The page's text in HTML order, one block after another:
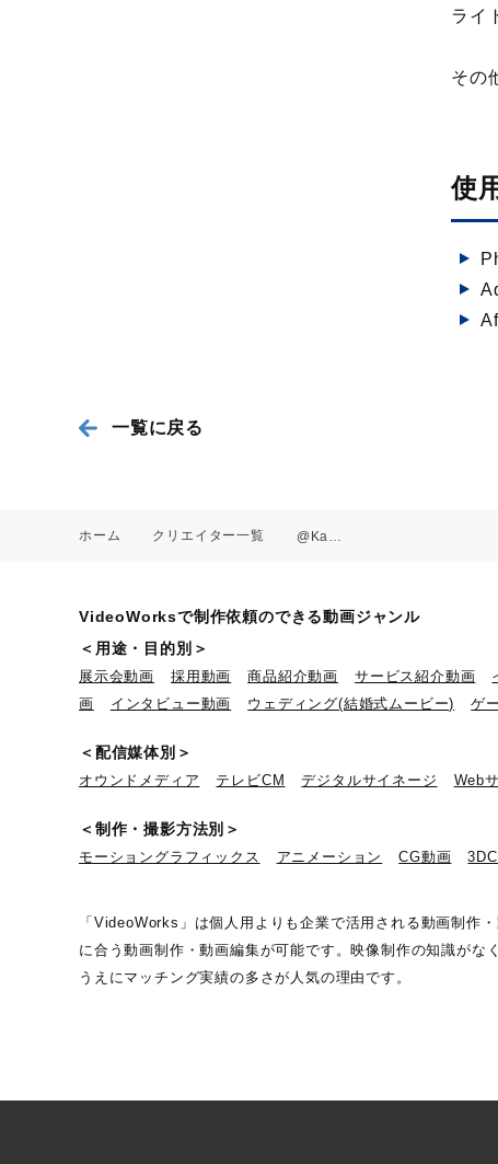
ライ
その
タ
使
一覧に戻る
ホーム クリエイター一覧 @Kazuki.cinematograher
VideoWorksで制作依頼のできる動画ジャンル
＜用途・目的別＞
展示会動画 採用動画 商品紹介動画 サービス紹介動画
画
インタビュー動画 ウェディング(結婚式ムービー) ゲ
＜配信媒体別＞
オウンドメディア テレビCM デジタルサイネージ Web
＜制作・撮影方法別＞
モーショングラフィックス アニメーション CG動画
「VideoWorks」は個人用よりも企業で活用される動画制作
に合う動画制作・動画編集が可能です。映像制作の知識が
うえにマッチング実績の多さが人気の理由です。